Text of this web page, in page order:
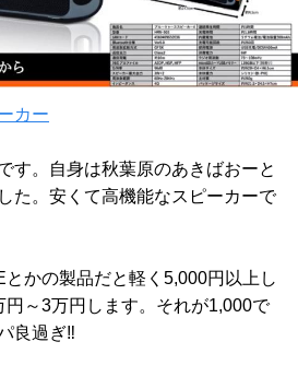
カー
す。自身は秋葉原のあきばおーと
た。安くて高機能なスピーカーで
かの製品だと軽く5,000円以上し
円～3万円します。それが1,000で
良過ぎ‼